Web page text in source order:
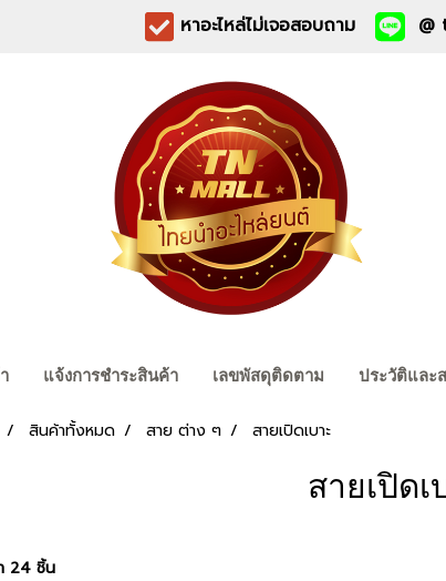
หาอะไหล่ไม่เจอสอบถาม @
แจ้งการชำระสินค้า เลขพัสดุติดตาม ประวัติและ
สินค้าทั้งหมด สาย ต่าง ๆ สายเปิดเบาะ
สายเปิดเ
24 ชิ้น